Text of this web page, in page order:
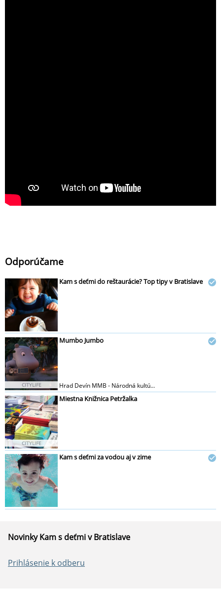
Odporúčame
Kam s deťmi do reštaurácie? Top tipy v Bratislave
CITYLIFE
Mumbo Jumbo
Hrad Devín MMB - Národná kultú...
CITYLIFE
Miestna Knižnica Petržalka
Kam s deťmi za vodou aj v zime
Novinky Kam s deťmi v Bratislave
Prihlásenie k odberu